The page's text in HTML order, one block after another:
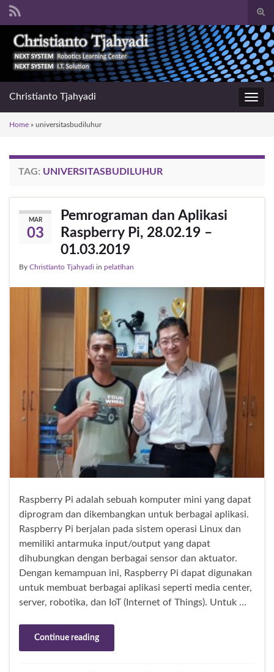
form
Search for:
Christianto Tjahyadi
Home » universitasbudiluhur
TAG: UNIVERSITASBUDILUHUR
MAR
03
Pemrograman dan Aplikasi
Raspberry Pi, 28.02.19 –
01.03.2019
By Christianto Tjahyadi in pelatihan
Raspberry Pi adalah sebuah komputer mini yang dapat
diprogram dan dikembangkan untuk berbagai aplikasi.
Raspberry Pi berjalan pada sistem operasi Linux dan
memiliki antarmuka input/output yang dapat
dihubungkan dengan berbagai sensor dan aktuator.
Dengan kemampuan ini, Raspberry Pi dapat digunakan
untuk membuat berbagai aplikasi seperti media center,
server, robotika, dan IoT (Internet of Things). Untuk …
Continue reading